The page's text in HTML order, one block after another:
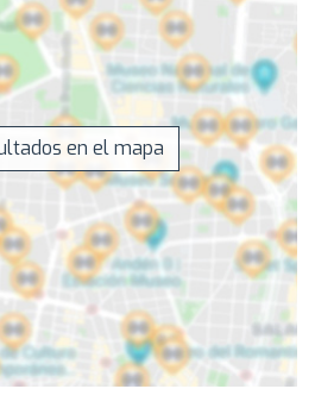
en el mapa